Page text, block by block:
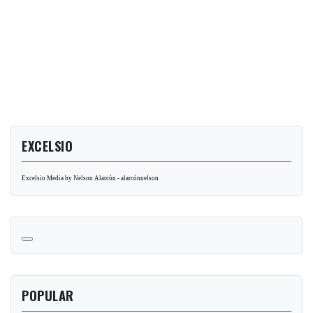
EXCELSIO
Excelsio Media by Nelson Alarcón - alarcónnelson
POPULAR